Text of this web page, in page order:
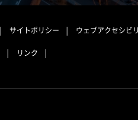
サイトポリシー ウェブアクセシビ
リンク